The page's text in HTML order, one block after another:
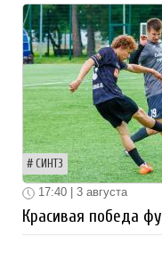
СИНТЗ
17:40 | 3 августа
Красивая победа